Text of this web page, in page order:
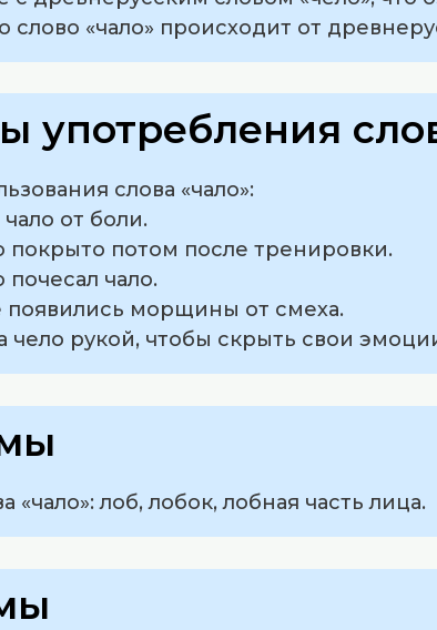
слово «чало» происходит от
употребления
слова «чало»:
от боли.
покрыто потом после тренировки.
чало.
появились морщины от смеха.
чело рукой, чтобы скрыть свои
лоб, лобок, лобная часть лица.